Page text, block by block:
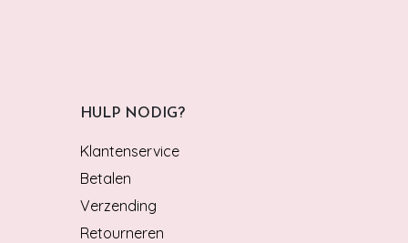
HULP NODIG?
Klantenservice
Betalen
Verzending
Retourneren